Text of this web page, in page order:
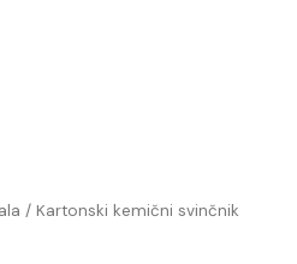
/ Kartonski kemični svinčnik